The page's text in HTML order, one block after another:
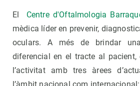
El Centre d'Oftalmologia
mèdica líder en prevenir,
oculars. A més de brindar
diferencial en el tracte al pacient,
l’activitat amb tres àrees
l’àmbit nacional com internacional: